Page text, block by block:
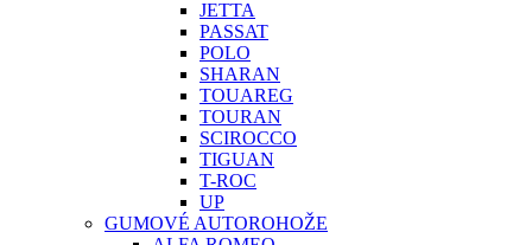
JETTA
PASSAT
POLO
SHARAN
TOUAREG
TOURAN
SCIROCCO
TIGUAN
T-ROC
UP
GUMOVÉ AUTOROHOŽE